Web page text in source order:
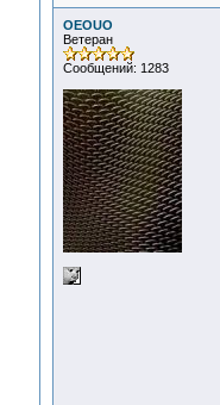
OEOUO
Ветеран
Сообщений: 1283